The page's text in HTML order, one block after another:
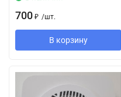
700 ₽ /шт.
В корзину